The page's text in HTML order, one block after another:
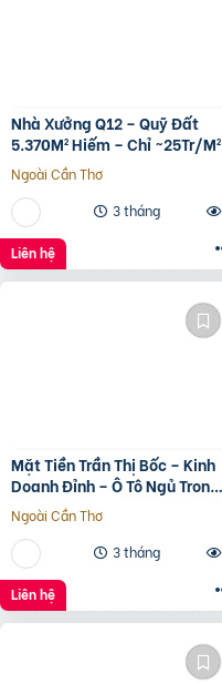
Nhà Xưởng Q12 – Quỹ Đất
5.370M² Hiếm – Chỉ ~25Tr/M²
Ngoài Cần Thơ
3 tháng
Liên hệ
Mặt Tiền Trần Thị Bốc – Kinh
Doanh Đỉnh – Ô Tô Ngủ Trong
Nhà
Ngoài Cần Thơ
3 tháng
Liên hệ